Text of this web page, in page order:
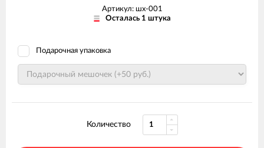
Артикул: шх-001
Осталась 1 штука
Подарочная упаковка
Количество